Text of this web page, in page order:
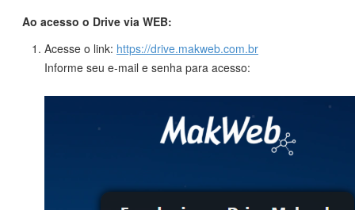
Ao acesso o Drive via WEB:
Acesse o link: https://drive.makweb.com.br
Informe seu e-mail e senha para acesso: